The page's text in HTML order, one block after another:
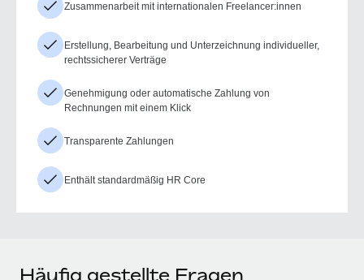
Zusammenarbeit mit internationalen Freelancer:innen
Erstellung, Bearbeitung und Unterzeichnung individueller,
rechtssicherer Verträge
Genehmigung oder automatische Zahlung von
Rechnungen mit einem Klick
Transparente Zahlungen
Enthält standardmäßig HR Core
Häufig gestellte Fragen